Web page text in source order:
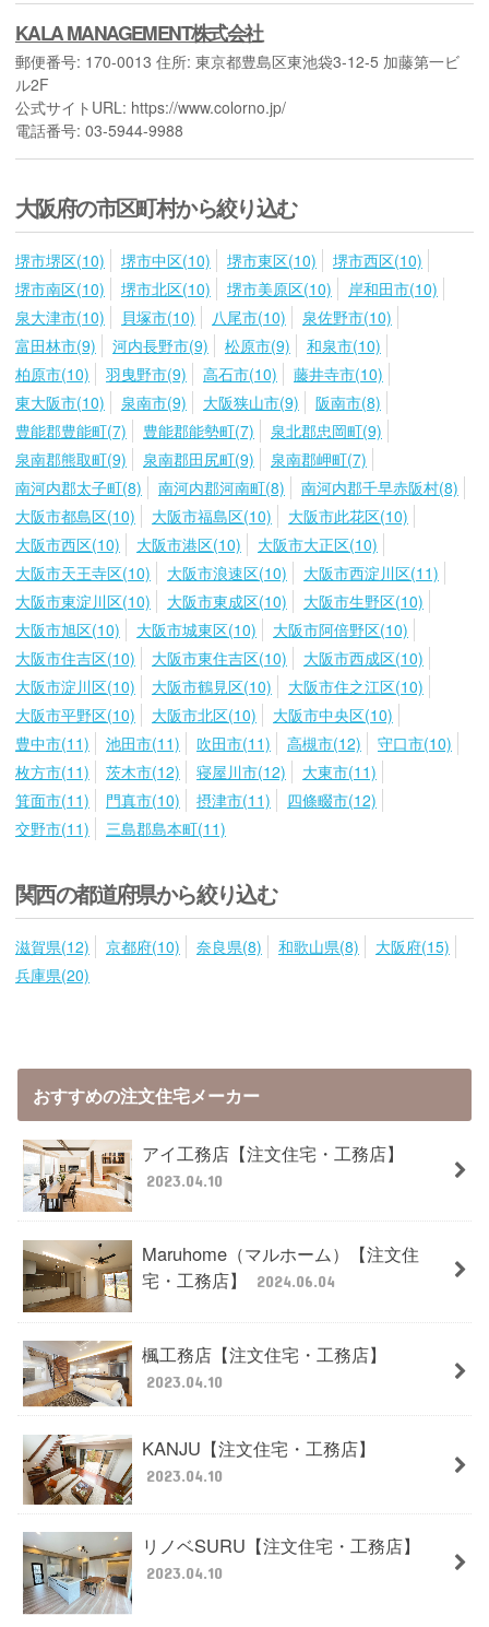
KALA MANAGEMENT株式会社
郵便番号: 170-0013 住所: 東京都豊島区東池袋3-12-5 加藤第一ビ
ル2F
公式サイトURL: https://www.colorno.jp/
電話番号: 03-5944-9988
大阪府の市区町村から絞り込む
堺市堺区(10) 堺市中区(10) 堺市東区(10)
堺市西区(10)
堺市南区(10)
堺市北区(10) 堺市美原区(10)
岸和田市(10)
泉大津市(10)
貝塚市(10) 八尾市(10)
泉佐野市(10)
富田林市(9)
河内長野市(9) 松原市(9)
和泉市(10)
柏原市(10)
羽曳野市(9) 高石市(10)
藤井寺市(10)
東大阪市(10)
泉南市(9) 大阪狭山市(9)
阪南市(8)
豊能郡豊能町(7)
豊能郡能勢町(7)
泉北郡忠岡町(9)
泉南郡熊取町(9)
泉南郡田尻町(9)
泉南郡岬町(7)
南河内郡太子町(8)
南河内郡河南町(8)
南河内郡千早赤阪村(8)
大阪市都島区(10)
大阪市福島区(10)
大阪市此花区(10)
大阪市西区(10)
大阪市港区(10)
大阪市大正区(10)
大阪市天王寺区(10)
大阪市浪速区(10)
大阪市西淀川区(11)
大阪市東淀川区(10)
大阪市東成区(10)
大阪市生野区(10)
大阪市旭区(10)
大阪市城東区(10)
大阪市阿倍野区(10)
大阪市住吉区(10)
大阪市東住吉区(10)
大阪市西成区(10)
大阪市淀川区(10)
大阪市鶴見区(10)
大阪市住之江区(10)
大阪市平野区(10)
大阪市北区(10)
大阪市中央区(10)
豊中市(11)
池田市(11) 吹田市(11) 高槻市(12)
守口市(10)
枚方市(11)
茨木市(12) 寝屋川市(12)
大東市(11)
箕面市(11)
門真市(10) 摂津市(11)
四條畷市(12)
交野市(11)
三島郡島本町(11)
関西の都道府県から絞り込む
滋賀県(12) 京都府(10) 奈良県(8) 和歌山県(8)
大阪府(15)
兵庫県(20)
おすすめの注文住宅メーカー
アイ工務店【注文住宅・工務店】
2023.04.10
Maruhome（マルホーム）【注文住
宅・工務店】
2024.06.04
楓工務店【注文住宅・工務店】
2023.04.10
KANJU【注文住宅・工務店】
2023.04.10
リノベSURU【注文住宅・工務店】
2023.04.10